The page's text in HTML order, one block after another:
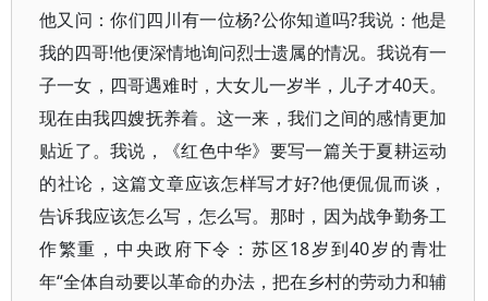
他又问：你们四川有一位杨?公你知道吗?我说：他是
我的四哥!他便深情地询问烈士遗属的情况。我说有一
子一女，四哥遇难时，大女儿一岁半，儿子才40天。
现在由我四嫂抚养着。这一来，我们之间的感情更加
贴近了。我说，《红色中华》要写一篇关于夏耕运动
的社论，这篇文章应该怎样写才好?他便侃侃而谈，
告诉我应该怎么写，怎么写。那时，因为战争勤务工
作繁重，中央政府下令：苏区18岁到40岁的青壮
年“全体自动要以革命的办法，把在乡村的劳动力和辅